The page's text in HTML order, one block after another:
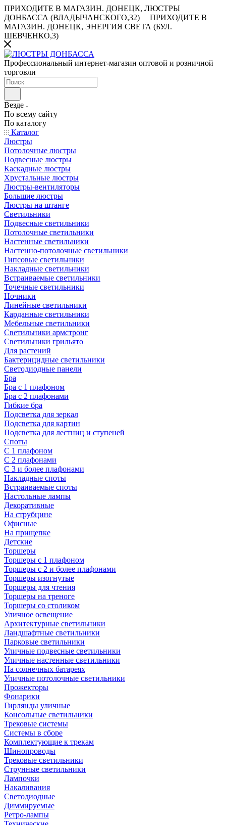
ПРИХОДИТЕ В МАГАЗИН. ДОНЕЦК, ЛЮСТРЫ
ДОНБАССА (ВЛАДЫЧАНСКОГО,32)
ПРИХОДИТЕ В
МАГАЗИН. ДОНЕЦК, ЭНЕРГИЯ СВЕТА (БУЛ.
ШЕВЧЕНКО,3)
Профессиональный интернет-магазин оптовой и розничной
торговли
Везде
По всему сайту
По каталогу
Каталог
Люстры
Потолочные люстры
Подвесные люстры
Каскадные люстры
Хрустальные люстры
Люстры-вентиляторы
Большие люстры
Люстры на штанге
Светильники
Подвесные светильники
Потолочные светильники
Настенные светильники
Настенно-потолочные светильники
Гипсовые светильники
Накладные светильники
Встраиваемые светильники
Точечные светильники
Ночники
Линейные светильники
Карданные светильники
Мебельные светильники
Светильники армстронг
Светильники грильято
Для растений
Бактерицидные светильники
Светодиодные панели
Бра
Бра с 1 плафоном
Бра с 2 плафонами
Гибкие бра
Подсветка для зеркал
Подсветка для картин
Подсветка для лестниц и ступеней
Споты
С 1 плафоном
С 2 плафонами
С 3 и более плафонами
Накладные споты
Встраиваемые споты
Настольные лампы
Декоративные
На струбцине
Офисные
На прищепке
Детские
Торшеры
Торшеры с 1 плафоном
Торшеры с 2 и более плафонами
Торшеры изогнутые
Торшеры для чтения
Торшеры на треноге
Торшеры со столиком
Уличное освещение
Архитектурные светильники
Ландшафтные светильники
Парковые светильники
Уличные подвесные светильники
Уличные настенные светильники
На солнечных батареях
Уличные потолочные светильники
Прожекторы
Фонарики
Гирлянды уличные
Консольные светильники
Трековые системы
Системы в сборе
Комплектующие к трекам
Шинопроводы
Трековые светильники
Струнные светильники
Лампочки
Накаливания
Светодиодные
Диммируемые
Ретро-лампы